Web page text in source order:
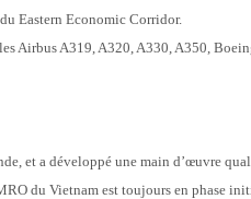
Eastern Economic Corridor.
Airbus A319, A320, A330, A350,
et a développé une main d’œuvre
du Vietnam est toujours en phase